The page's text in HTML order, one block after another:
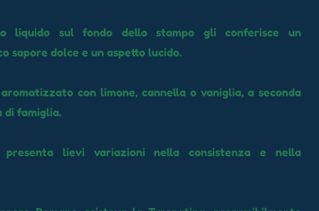
liquido sul fondo dello stampo gli conferisce un
sapore dolce e un aspetto lucido.
con limone, cannella o vaniglia, a seconda
di famiglia.
presenta lievi variazioni nella consistenza e nella